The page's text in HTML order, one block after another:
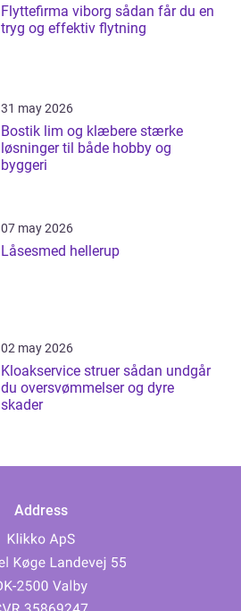
Flyttefirma viborg sådan får du en
tryg og effektiv flytning
31 may 2026
Bostik lim og klæbere stærke
løsninger til både hobby og
byggeri
07 may 2026
Låsesmed hellerup
02 may 2026
Kloakservice struer sådan undgår
du oversvømmelser og dyre
skader
Address